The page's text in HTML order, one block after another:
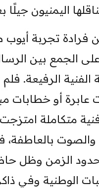
اليمنيون
فرادة تجربة
الجمع بين
الفنية الرفيعة.
عابرة أو خطابات
متكاملة
والصوت بالعاطفة،
الزمن وظل
الوطنية وفي